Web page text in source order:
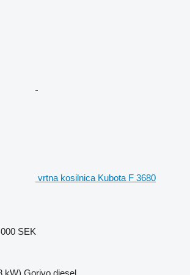
vrtna kosilnica Kubota F 3680
SEK
kW) Gorivo diesel